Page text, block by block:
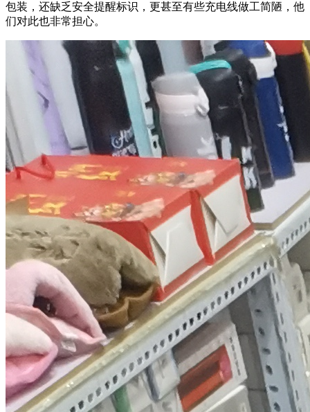
包装，还缺乏安全提醒标识，更甚至有些充电线做工简陋，他
们对此也非常担心。